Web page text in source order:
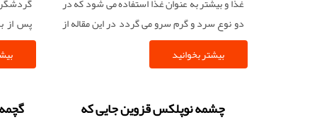
دو نوع سرد و گرم سرو می گردد در این مقاله از
پایگاه خبری گردشگری لبخند سبز می خواهیم
شما را با انواع سوپ های سرد مخصوص تابستان
طرز تهیه آن را یاد بدهیم
بیشتر بخوانید
پس از
چشمه نوپلکس قزوین جایی که